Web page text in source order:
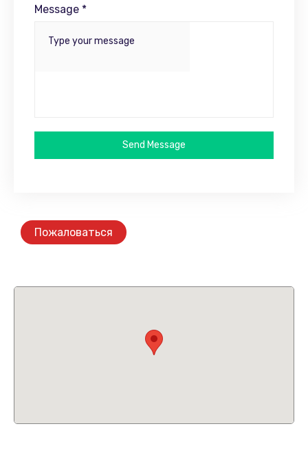
Message *
Send Message
Пожаловаться